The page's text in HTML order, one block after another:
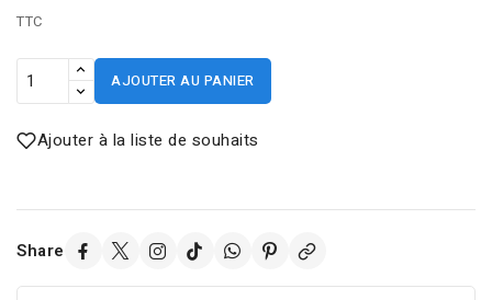
TTC
AJOUTER AU PANIER
Ajouter à la liste de souhaits
Share